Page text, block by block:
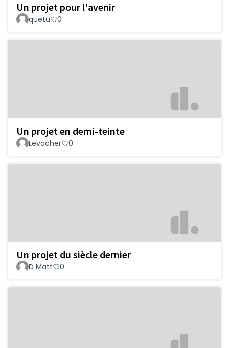
Un projet pour l'avenir
quetu 0
Un projet en demi-teinte
Levacher 0
Un projet du siècle dernier
D Matt 0